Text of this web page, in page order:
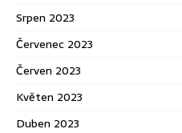
Srpen 2023
Červenec 2023
Červen 2023
Květen 2023
Duben 2023